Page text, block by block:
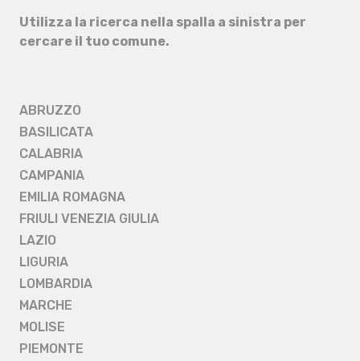
Utilizza la ricerca nella spalla a sinistra per
cercare il tuo comune.
ABRUZZO
BASILICATA
CALABRIA
CAMPANIA
EMILIA ROMAGNA
FRIULI VENEZIA GIULIA
LAZIO
LIGURIA
LOMBARDIA
MARCHE
MOLISE
PIEMONTE